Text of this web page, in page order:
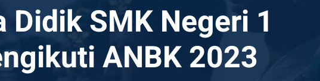
Didik SMK Negeri 1
ANBK 2023